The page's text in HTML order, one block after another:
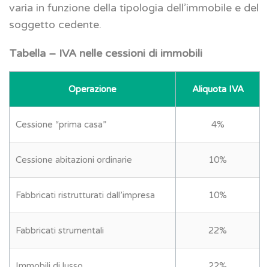
varia in funzione della tipologia dell’immobile e del
soggetto cedente.
Tabella – IVA nelle cessioni di immobili
Operazione Aliquota IVA
Cessione “prima casa” 4%
Cessione abitazioni ordinarie 10%
Fabbricati ristrutturati dall’impresa 10%
Fabbricati strumentali 22%